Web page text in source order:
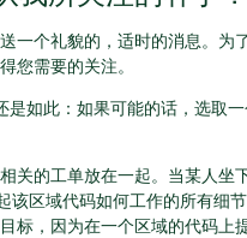
一个礼貌的，适时的消息。
您需要的关注。
如此：如果可能的话，选取
关的工单放在一起。当某人
该区域代码如何工作的所有细
标，因为在一个区域的代码上